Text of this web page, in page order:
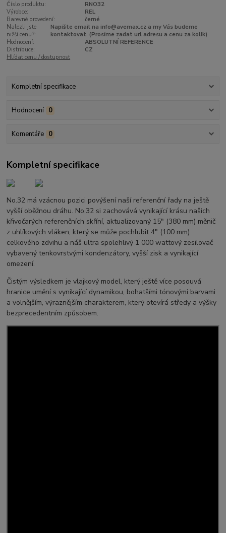
Číslo produktu:
RNO32
Výrobce:
REL
Barevné provedení:
černé
Nalezli jste
nižší cenu?:
Napište email na info@avemax.cz a my Vás budeme
kontaktovat. (Prosíme zadat url adresu a cenu za kolik)
Hodnocení:
ABSOLUTNÍ REFERENCE
Distribuce:
CZ
Hlídat cenu / dostupnost
Kompletní specifikace
Hodnocení 0
Komentáře 0
Kompletní specifikace
No.32 má vzácnou pozici povýšení naší referenční řady na ještě
vyšší oběžnou dráhu. No.32 si zachovává vynikající krásu našich
křivočarých referenčních skříní, aktualizovaný 15″ (380 mm) měnič
z uhlíkových vláken, který se může pochlubit 4″ (100 mm)
celkového zdvihu a náš ultra spolehlivý 1 000 wattový zesilovač
vybavený tenkovrstvými kondenzátory, vyšší zisk a vynikající
omezení.
Čistým výsledkem je vlajkový model, který ještě více posouvá
hranice umění s vynikající dynamikou, bohatšími tónovými barvami
a volnějším, výraznějším charakterem, který otevírá středy a výšky
bezprecedentním způsobem.